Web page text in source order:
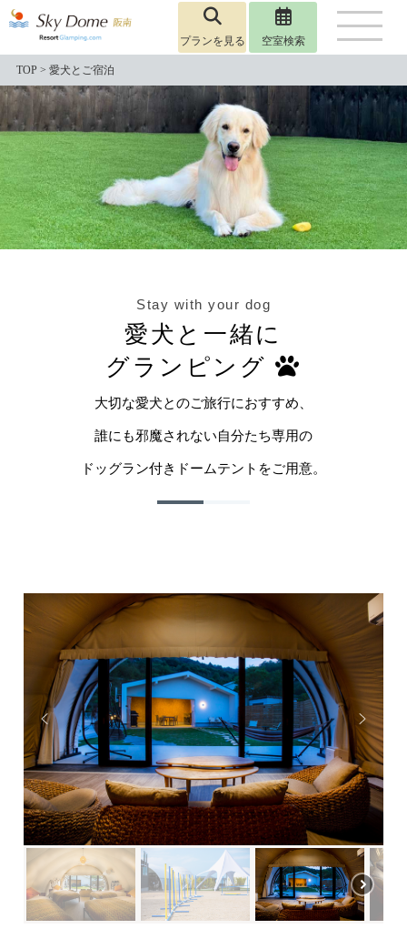
プランを見る 空室検索
TOP >愛犬とご宿泊
Stay with your dog
愛犬と一緒に
グランピング
大切な愛犬とのご旅行におすすめ、
誰にも邪魔されない自分たち専用の
ドッグラン付きドームテントをご用意。